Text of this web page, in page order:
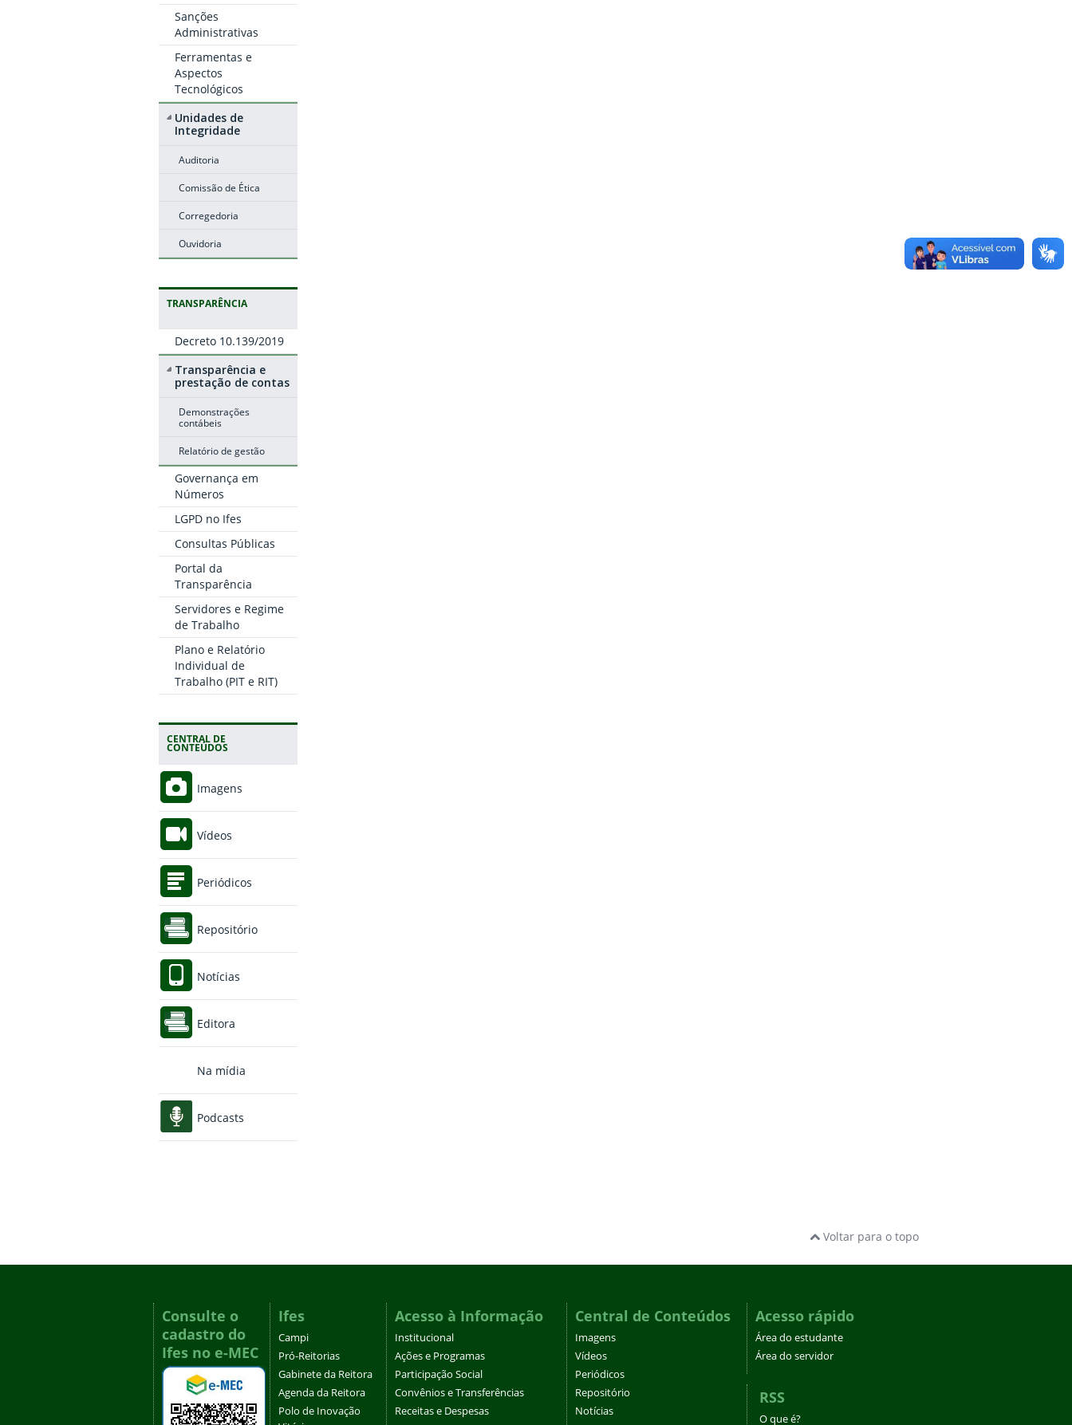
Sanções
Administrativas
Ferramentas e
Aspectos
Tecnológicos
Unidades de
Integridade
Auditoria
Comissão de Ética
Corregedoria
Ouvidoria
TRANSPARÊNCIA
Decreto 10.139/2019
Transparência e
prestação de contas
Demonstrações
contábeis
Relatório de gestão
Governança em
Números
LGPD no Ifes
Consultas Públicas
Portal da
Transparência
Servidores e Regime
de Trabalho
Plano e Relatório
Individual de
Trabalho (PIT e RIT)
CENTRAL DE
CONTEÚDOS
Imagens
Vídeos
Periódicos
Repositório
Notícias
Editora
Na mídia
Podcasts
Voltar para o topo
Consulte o
cadastro do
Ifes no e-MEC
Ifes
Campi
Pró-Reitorias
Gabinete da Reitora
Agenda da Reitora
Polo de Inovação
Acesso à Informação
Institucional
Ações e Programas
Participação Social
Convênios e Transferências
Receitas e Despesas
Central de Conteúdos
Imagens
Vídeos
Periódicos
Repositório
Notícias
Acesso rápido
Área do estudante
Área do servidor
RSS
O que é?